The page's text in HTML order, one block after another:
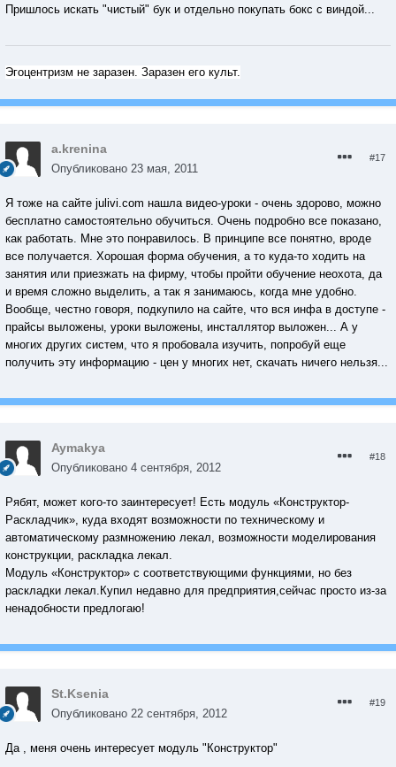
Пришлось искать "чистый" бук и отдельно покупать бокс с виндой...
Эгоцентризм не заразен. Заразен его культ.
a.krenina
Опубликовано 23 мая, 2011
#17
Я тоже на сайте julivi.com нашла видео-уроки - очень здорово, можно
бесплатно самостоятельно обучиться. Очень подробно все показано,
как работать. Мне это понравилось. В принципе все понятно, вроде
все получается. Хорошая форма обучения, а то куда-то ходить на
занятия или приезжать на фирму, чтобы пройти обучение неохота, да
и время сложно выделить, а так я занимаюсь, когда мне удобно.
Вообще, честно говоря, подкупило на сайте, что вся инфа в доступе -
прайсы выложены, уроки выложены, инсталлятор выложен... А у
многих других систем, что я пробовала изучить, попробуй еще
получить эту информацию - цен у многих нет, скачать ничего нельзя...
Aymakya
Опубликовано 4 сентября, 2012
#18
Рябят, может кого-то заинтересует! Есть модуль «Конструктор-
Раскладчик», куда входят возможности по техническому и
автоматическому размножению лекал, возможности моделирования
конструкции, раскладка лекал.
Модуль «Конструктор» с соответствующими функциями, но без
раскладки лекал.Купил недавно для предприятия,сейчас просто из-за
ненадобности предлогаю!
St.Ksenia
Опубликовано 22 сентября, 2012
#19
Да , меня очень интересует модуль "Конструктор"